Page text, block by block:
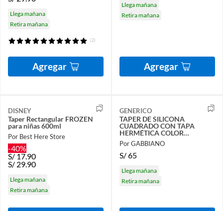
Llega mañana
Retira mañana
(2)
Agregar
Llega mañana
Retira mañana
Agregar
DISNEY
Taper Rectangular FROZEN
para niñas 600ml
Por Best Here Store
-40%
S/ 17.90
S/ 29.90
Llega mañana
Retira mañana
GENERICO
TAPER DE SILICONA
CUADRADO CON TAPA
HERMÉTICA COLOR
MARRÓN GABBIANO
Por GABBIANO
S/65
Llega mañana
Retira mañana